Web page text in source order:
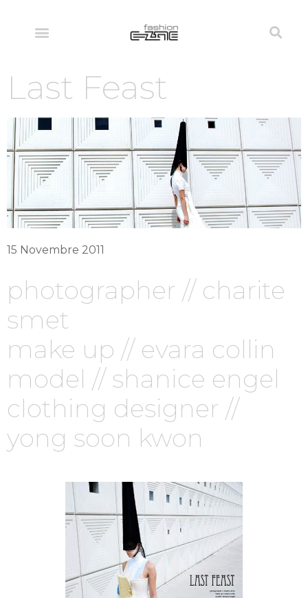
Last Feast
15 Novembre 2011
photographer // charite
smet
make up // evara collin
model // shanice engel
clothing designer //
yong soon kwon